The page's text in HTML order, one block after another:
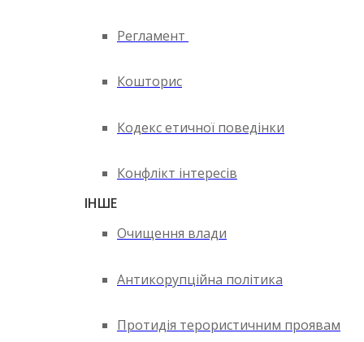
Регламент
Кошторис
Кодекс етичної поведінки
Конфлікт інтересів
ІНШЕ
Очищення влади
Антикорупційна політика
Протидія терористичним проявам